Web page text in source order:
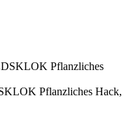
Pflanzliches Hack,